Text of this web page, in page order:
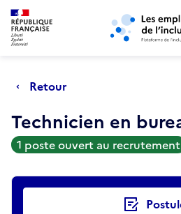
Aller au menu principal Aller au
Retour
Technicien en
1 poste ouvert au recrutement
Actions rapides
Retour au début de la page
Panneau de gestion des cookies